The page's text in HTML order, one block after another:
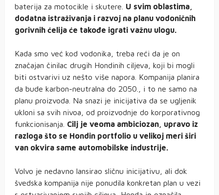
baterija za motocikle i skutere. U svim oblastima,
dodatna istraživanja i razvoj na planu vodoničnih
gorivnih ćelija će takođe igrati važnu ulogu.
Kada smo već kod vodonika, treba reći da je on
značajan činilac drugih Hondinih ciljeva, koji bi mogli
biti ostvarivi uz nešto više napora. Kompanija planira
da bude karbon-neutralna do 2050., i to ne samo na
planu proizvoda. Na snazi je inicijativa da se ugljenik
ukloni sa svih nivoa, od proizvodnje do korporativnog
funkcionisanja. Cilj je veoma ambiciozan, upravo iz
razloga što se Hondin portfolio u velikoj meri širi
van okvira same automobilske industrije.
Volvo je nedavno lansirao sličnu inicijativu, ali dok
švedska kompanija nije ponudila konkretan plan u vezi